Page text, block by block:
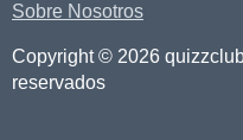
Sobre Nosotros
Copyright © 2026
reservados